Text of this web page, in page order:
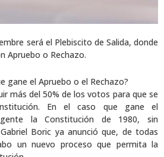
será el Plebiscito de Salida, donde
Apruebo o Rechazo.
gane el Apruebo o el Rechazo?
más del 50% de los votos para que se
En el caso que gane el
la Constitución de 1980, sin
Boric ya anunció que, de todas
un nuevo proceso que permita la